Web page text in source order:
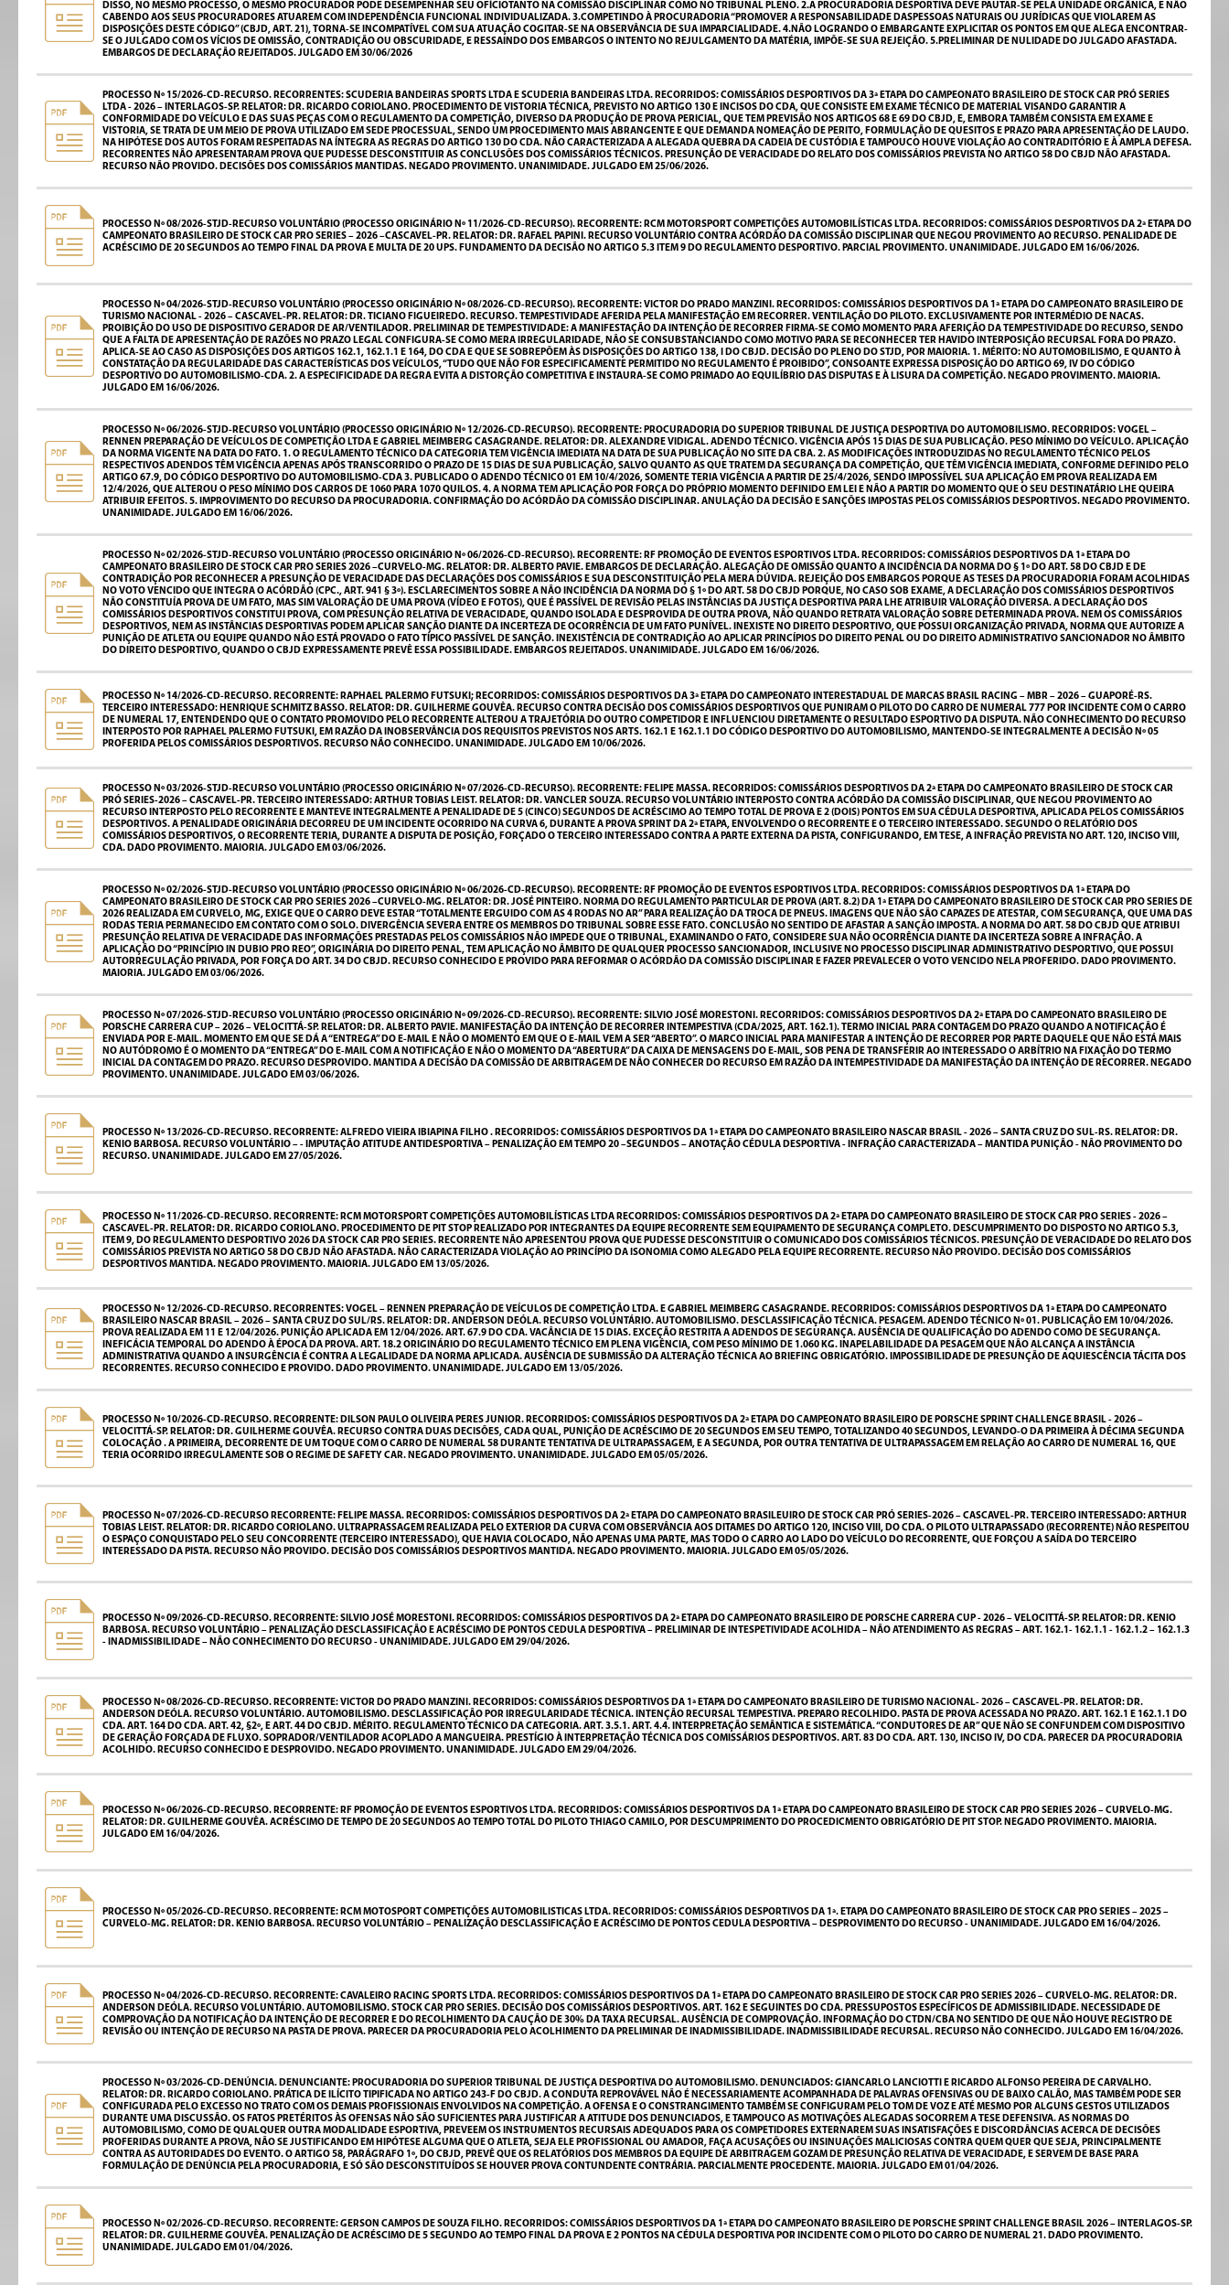
DISSO, NO MESMO PROCESSO, O MESMO PROCURADOR PODE DESEMPENHAR SEU OFÍCIOTANTO NA COMISSÃO DISCIPLINAR COMO NO TRIBUNAL PLENO. 2.A PROCURADORIA DESPORTIVA DEVE PAUTAR-SE PELA UNIDADE ORGÂNICA, E NÃO
CABENDO AOS SEUS PROCURADORES ATUAREM COM INDEPENDÊNCIA FUNCIONAL INDIVIDUALIZADA. 3.COMPETINDO À PROCURADORIA “PROMOVER A RESPONSABILIDADE DASPESSOAS NATURAIS OU JURÍDICAS QUE VIOLAREM AS
DISPOSIÇÕES DESTE CÓDIGO” (CBJD, ART. 21), TORNA-SE INCOMPATÍVEL COM SUA ATUAÇÃO COGITAR-SE NA OBSERVÂNCIA DE SUA IMPARCIALIDADE. 4.NÃO LOGRANDO O EMBARGANTE EXPLICITAR OS PONTOS EM QUE ALEGA ENCONTRAR-
SE O JULGADO COM OS VÍCIOS DE OMISSÃO, CONTRADIÇÃO OU OBSCURIDADE, E RESSAINDO DOS EMBARGOS O INTENTO NO REJULGAMENTO DA MATÉRIA, IMPÕE-SE SUA REJEIÇÃO. 5.PRELIMINAR DE NULIDADE DO JULGADO AFASTADA.
EMBARGOS DE DECLARAÇÃO REJEITADOS. JULGADO EM 30/06/2026
PROCESSO Nº 15/2026-CD-RECURSO. RECORRENTES: SCUDERIA BANDEIRAS SPORTS LTDA E SCUDERIA BANDEIRAS LTDA. RECORRIDOS: COMISSÁRIOS DESPORTIVOS DA 3ª ETAPA DO CAMPEONATO BRASILEIRO DE STOCK CAR PRÓ SERIES
LTDA - 2026 – INTERLAGOS-SP. RELATOR: DR. RICARDO CORIOLANO. PROCEDIMENTO DE VISTORIA TÉCNICA, PREVISTO NO ARTIGO 130 E INCISOS DO CDA, QUE CONSISTE EM EXAME TÉCNICO DE MATERIAL VISANDO GARANTIR A
CONFORMIDADE DO VEÍCULO E DAS SUAS PEÇAS COM O REGULAMENTO DA COMPETIÇÃO, DIVERSO DA PRODUÇÃO DE PROVA PERICIAL, QUE TEM PREVISÃO NOS ARTIGOS 68 E 69 DO CBJD, E, EMBORA TAMBÉM CONSISTA EM EXAME E
VISTORIA, SE TRATA DE UM MEIO DE PROVA UTILIZADO EM SEDE PROCESSUAL, SENDO UM PROCEDIMENTO MAIS ABRANGENTE E QUE DEMANDA NOMEAÇÃO DE PERITO, FORMULAÇÃO DE QUESITOS E PRAZO PARA APRESENTAÇÃO DE LAUDO.
NA HIPÓTESE DOS AUTOS FORAM RESPEITADAS NA ÍNTEGRA AS REGRAS DO ARTIGO 130 DO CDA. NÃO CARACTERIZADA A ALEGADA QUEBRA DA CADEIA DE CUSTÓDIA E TAMPOUCO HOUVE VIOLAÇÃO AO CONTRADITÓRIO E À AMPLA DEFESA.
RECORRENTES NÃO APRESENTARAM PROVA QUE PUDESSE DESCONSTITUIR AS CONCLUSÕES DOS COMISSÁRIOS TÉCNICOS. PRESUNÇÃO DE VERACIDADE DO RELATO DOS COMISSÁRIOS PREVISTA NO ARTIGO 58 DO CBJD NÃO AFASTADA.
RECURSO NÃO PROVIDO. DECISÕES DOS COMISSÁRIOS MANTIDAS. NEGADO PROVIMENTO. UNANIMIDADE. JULGADO EM 25/06/2026.
PROCESSO Nº 08/2026-STJD-RECURSO VOLUNTÁRIO (PROCESSO ORIGINÁRIO Nº 11/2026-CD-RECURSO). RECORRENTE: RCM MOTORSPORT COMPETIÇÕES AUTOMOBILÍSTICAS LTDA. RECORRIDOS: COMISSÁRIOS DESPORTIVOS DA 2ª ETAPA DO
CAMPEONATO BRASILEIRO DE STOCK CAR PRO SERIES – 2026 –CASCAVEL-PR. RELATOR: DR. RAFAEL PAPINI. RECURSO VOLUNTÁRIO CONTRA ACÓRDÃO DA COMISSÃO DISCIPLINAR QUE NEGOU PROVIMENTO AO RECURSO. PENALIDADE DE
ACRÉSCIMO DE 20 SEGUNDOS AO TEMPO FINAL DA PROVA E MULTA DE 20 UPS. FUNDAMENTO DA DECISÃO NO ARTIGO 5.3 ITEM 9 DO REGULAMENTO DESPORTIVO. PARCIAL PROVIMENTO. UNANIMIDADE. JULGADO EM 16/06/2026.
PROCESSO Nº 04/2026-STJD-RECURSO VOLUNTÁRIO (PROCESSO ORIGINÁRIO Nº 08/2026-CD-RECURSO). RECORRENTE: VICTOR DO PRADO MANZINI. RECORRIDOS: COMISSÁRIOS DESPORTIVOS DA 1ª ETAPA DO CAMPEONATO BRASILEIRO DE
TURISMO NACIONAL - 2026 – CASCAVEL-PR. RELATOR: DR. TICIANO FIGUEIREDO. RECURSO. TEMPESTIVIDADE AFERIDA PELA MANIFESTAÇÃO EM RECORRER. VENTILAÇÃO DO PILOTO. EXCLUSIVAMENTE POR INTERMÉDIO DE NACAS.
PROIBIÇÃO DO USO DE DISPOSITIVO GERADOR DE AR/VENTILADOR. PRELIMINAR DE TEMPESTIVIDADE: A MANIFESTAÇÃO DA INTENÇÃO DE RECORRER FIRMA-SE COMO MOMENTO PARA AFERIÇÃO DA TEMPESTIVIDADE DO RECURSO, SENDO
QUE A FALTA DE APRESENTAÇÃO DE RAZÕES NO PRAZO LEGAL CONFIGURA-SE COMO MERA IRREGULARIDADE, NÃO SE CONSUBSTANCIANDO COMO MOTIVO PARA SE RECONHECER TER HAVIDO INTERPOSIÇÃO RECURSAL FORA DO PRAZO.
APLICA-SE AO CASO AS DISPOSIÇÕES DOS ARTIGOS 162.1, 162.1.1 E 164, DO CDA E QUE SE SOBREPÕEM ÀS DISPOSIÇÕES DO ARTIGO 138, I DO CBJD. DECISÃO DO PLENO DO STJD, POR MAIORIA. 1. MÉRITO: NO AUTOMOBILISMO, E QUANTO À
CONSTATAÇÃO DA REGULARIDADE DAS CARACTERÍSTICAS DOS VEÍCULOS, “TUDO QUE NÃO FOR ESPECIFICAMENTE PERMITIDO NO REGULAMENTO É PROIBIDO”, CONSOANTE EXPRESSA DISPOSIÇÃO DO ARTIGO 69, IV DO CÓDIGO
DESPORTIVO DO AUTOMOBILISMO-CDA. 2. A ESPECIFICIDADE DA REGRA EVITA A DISTORÇÃO COMPETITIVA E INSTAURA-SE COMO PRIMADO AO EQUILÍBRIO DAS DISPUTAS E À LISURA DA COMPETIÇÃO. NEGADO PROVIMENTO. MAIORIA.
JULGADO EM 16/06/2026.
PROCESSO Nº 06/2026-STJD-RECURSO VOLUNTÁRIO (PROCESSO ORIGINÁRIO Nº 12/2026-CD-RECURSO). RECORRENTE: PROCURADORIA DO SUPERIOR TRIBUNAL DE JUSTIÇA DESPORTIVA DO AUTOMOBILISMO. RECORRIDOS: VOGEL –
RENNEN PREPARAÇÃO DE VEÍCULOS DE COMPETIÇÃO LTDA E GABRIEL MEIMBERG CASAGRANDE. RELATOR: DR. ALEXANDRE VIDIGAL. ADENDO TÉCNICO. VIGÊNCIA APÓS 15 DIAS DE SUA PUBLICAÇÃO. PESO MÍNIMO DO VEÍCULO. APLICAÇÃO
DA NORMA VIGENTE NA DATA DO FATO. 1. O REGULAMENTO TÉCNICO DA CATEGORIA TEM VIGÊNCIA IMEDIATA NA DATA DE SUA PUBLICAÇÃO NO SITE DA CBA. 2. AS MODIFICAÇÕES INTRODUZIDAS NO REGULAMENTO TÉCNICO PELOS
RESPECTIVOS ADENDOS TÊM VIGÊNCIA APENAS APÓS TRANSCORRIDO O PRAZO DE 15 DIAS DE SUA PUBLICAÇÃO, SALVO QUANTO AS QUE TRATEM DA SEGURANÇA DA COMPETIÇÃO, QUE TÊM VIGÊNCIA IMEDIATA, CONFORME DEFINIDO PELO
ARTIGO 67.9, DO CÓDIGO DESPORTIVO DO AUTOMOBILISMO-CDA 3. PUBLICADO O ADENDO TÉCNICO 01 EM 10/4/2026, SOMENTE TERIA VIGÊNCIA A PARTIR DE 25/4/2026, SENDO IMPOSSÍVEL SUA APLICAÇÃO EM PROVA REALIZADA EM
12/4/2026, QUE ALTEROU O PESO MÍNIMO DOS CARROS DE 1060 PARA 1070 QUILOS. 4. A NORMA TEM APLICAÇÃO POR FORÇA DO PRÓPRIO MOMENTO DEFINIDO EM LEI E NÃO A PARTIR DO MOMENTO QUE O SEU DESTINATÁRIO LHE QUEIRA
ATRIBUIR EFEITOS. 5. IMPROVIMENTO DO RECURSO DA PROCURADORIA. CONFIRMAÇÃO DO ACÓRDÃO DA COMISSÃO DISCIPLINAR. ANULAÇÃO DA DECISÃO E SANÇÕES IMPOSTAS PELOS COMISSÁRIOS DESPORTIVOS. NEGADO PROVIMENTO.
UNANIMIDADE. JULGADO EM 16/06/2026.
PROCESSO Nº 02/2026-STJD-RECURSO VOLUNTÁRIO (PROCESSO ORIGINÁRIO Nº 06/2026-CD-RECURSO). RECORRENTE: RF PROMOÇÃO DE EVENTOS ESPORTIVOS LTDA. RECORRIDOS: COMISSÁRIOS DESPORTIVOS DA 1ª ETAPA DO
CAMPEONATO BRASILEIRO DE STOCK CAR PRO SERIES 2026 –CURVELO-MG. RELATOR: DR. ALBERTO PAVIE. EMBARGOS DE DECLARAÇÃO. ALEGAÇÃO DE OMISSÃO QUANTO A INCIDÊNCIA DA NORMA DO § 1º DO ART. 58 DO CBJD E DE
CONTRADIÇÃO POR RECONHECER A PRESUNÇÃO DE VERACIDADE DAS DECLARAÇÕES DOS COMISSÁRIOS E SUA DESCONSTITUIÇÃO PELA MERA DÚVIDA. REJEIÇÃO DOS EMBARGOS PORQUE AS TESES DA PROCURADORIA FORAM ACOLHIDAS
NO VOTO VENCIDO QUE INTEGRA O ACÓRDÃO (CPC., ART. 941 § 3º). ESCLARECIMENTOS SOBRE A NÃO INCIDÊNCIA DA NORMA DO § 1º DO ART. 58 DO CBJD PORQUE, NO CASO SOB EXAME, A DECLARAÇÃO DOS COMISSÁRIOS DESPORTIVOS
NÃO CONSTITUÍA PROVA DE UM FATO, MAS SIM VALORAÇÃO DE UMA PROVA (VÍDEO E FOTOS), QUE É PASSÍVEL DE REVISÃO PELAS INSTÂNCIAS DA JUSTIÇA DESPORTIVA PARA LHE ATRIBUIR VALORAÇÃO DIVERSA. A DECLARAÇÃO DOS
COMISSÁRIOS DESPORTIVOS CONSTITUI PROVA, COM PRESUNÇÃO RELATIVA DE VERACIDADE, QUANDO ISOLADA E DESPROVIDA DE OUTRA PROVA, NÃO QUANDO RETRATA VALORAÇÃO SOBRE DETERMINADA PROVA. NEM OS COMISSÁRIOS
DESPORTIVOS, NEM AS INSTÂNCIAS DESPORTIVAS PODEM APLICAR SANÇÃO DIANTE DA INCERTEZA DE OCORRÊNCIA DE UM FATO PUNÍVEL. INEXISTE NO DIREITO DESPORTIVO, QUE POSSUI ORGANIZAÇÃO PRIVADA, NORMA QUE AUTORIZE A
PUNIÇÃO DE ATLETA OU EQUIPE QUANDO NÃO ESTÁ PROVADO O FATO TÍPICO PASSÍVEL DE SANÇÃO. INEXISTÊNCIA DE CONTRADIÇÃO AO APLICAR PRINCÍPIOS DO DIREITO PENAL OU DO DIREITO ADMINISTRATIVO SANCIONADOR NO ÂMBITO
DO DIREITO DESPORTIVO, QUANDO O CBJD EXPRESSAMENTE PREVÊ ESSA POSSIBILIDADE. EMBARGOS REJEITADOS. UNANIMIDADE. JULGADO EM 16/06/2026.
PROCESSO Nº 14/2026-CD-RECURSO. RECORRENTE: RAPHAEL PALERMO FUTSUKI; RECORRIDOS: COMISSÁRIOS DESPORTIVOS DA 3ª ETAPA DO CAMPEONATO INTERESTADUAL DE MARCAS BRASIL RACING – MBR – 2026 – GUAPORÉ-RS.
TERCEIRO INTERESSADO: HENRIQUE SCHMITZ BASSO. RELATOR: DR. GUILHERME GOUVÊA. RECURSO CONTRA DECISÃO DOS COMISSÁRIOS DESPORTIVOS QUE PUNIRAM O PILOTO DO CARRO DE NUMERAL 777 POR INCIDENTE COM O CARRO
DE NUMERAL 17, ENTENDENDO QUE O CONTATO PROMOVIDO PELO RECORRENTE ALTEROU A TRAJETÓRIA DO OUTRO COMPETIDOR E INFLUENCIOU DIRETAMENTE O RESULTADO ESPORTIVO DA DISPUTA. NÃO CONHECIMENTO DO RECURSO
INTERPOSTO POR RAPHAEL PALERMO FUTSUKI, EM RAZÃO DA INOBSERVÂNCIA DOS REQUISITOS PREVISTOS NOS ARTS. 162.1 E 162.1.1 DO CÓDIGO DESPORTIVO DO AUTOMOBILISMO, MANTENDO-SE INTEGRALMENTE A DECISÃO Nº 05
PROFERIDA PELOS COMISSÁRIOS DESPORTIVOS. RECURSO NÃO CONHECIDO. UNANIMIDADE. JULGADO EM 10/06/2026.
PROCESSO Nº 03/2026-STJD-RECURSO VOLUNTÁRIO (PROCESSO ORIGINÁRIO Nº 07/2026-CD-RECURSO). RECORRENTE: FELIPE MASSA. RECORRIDOS: COMISSÁRIOS DESPORTIVOS DA 2ª ETAPA DO CAMPEONATO BRASILEIRO DE STOCK CAR
PRÓ SERIES-2026 – CASCAVEL-PR. TERCEIRO INTERESSADO: ARTHUR TOBIAS LEIST. RELATOR: DR. VANCLER SOUZA. RECURSO VOLUNTÁRIO INTERPOSTO CONTRA ACÓRDÃO DA COMISSÃO DISCIPLINAR, QUE NEGOU PROVIMENTO AO
RECURSO INTERPOSTO PELO RECORRENTE E MANTEVE INTEGRALMENTE A PENALIDADE DE 5 (CINCO) SEGUNDOS DE ACRÉSCIMO AO TEMPO TOTAL DE PROVA E 2 (DOIS) PONTOS EM SUA CÉDULA DESPORTIVA, APLICADA PELOS COMISSÁRIOS
DESPORTIVOS. A PENALIDADE ORIGINÁRIA DECORREU DE UM INCIDENTE OCORRIDO NA CURVA 6, DURANTE A PROVA SPRINT DA 2ª ETAPA, ENVOLVENDO O RECORRENTE E O TERCEIRO INTERESSADO. SEGUNDO O RELATÓRIO DOS
COMISSÁRIOS DESPORTIVOS, O RECORRENTE TERIA, DURANTE A DISPUTA DE POSIÇÃO, FORÇADO O TERCEIRO INTERESSADO CONTRA A PARTE EXTERNA DA PISTA, CONFIGURANDO, EM TESE, A INFRAÇÃO PREVISTA NO ART. 120, INCISO VIII,
CDA. DADO PROVIMENTO. MAIORIA. JULGADO EM 03/06/2026.
PROCESSO Nº 02/2026-STJD-RECURSO VOLUNTÁRIO (PROCESSO ORIGINÁRIO Nº 06/2026-CD-RECURSO). RECORRENTE: RF PROMOÇÃO DE EVENTOS ESPORTIVOS LTDA. RECORRIDOS: COMISSÁRIOS DESPORTIVOS DA 1ª ETAPA DO
CAMPEONATO BRASILEIRO DE STOCK CAR PRO SERIES 2026 –CURVELO-MG. RELATOR: DR. JOSÉ PINTEIRO. NORMA DO REGULAMENTO PARTICULAR DE PROVA (ART. 8.2) DA 1ª ETAPA DO CAMPEONATO BRASILEIRO DE STOCK CAR PRO SERIES DE
2026 REALIZADA EM CURVELO, MG, EXIGE QUE O CARRO DEVE ESTAR “TOTALMENTE ERGUIDO COM AS 4 RODAS NO AR” PARA REALIZAÇÃO DA TROCA DE PNEUS. IMAGENS QUE NÃO SÃO CAPAZES DE ATESTAR, COM SEGURANÇA, QUE UMA DAS
RODAS TERIA PERMANECIDO EM CONTATO COM O SOLO. DIVERGÊNCIA SEVERA ENTRE OS MEMBROS DO TRIBUNAL SOBRE ESSE FATO. CONCLUSÃO NO SENTIDO DE AFASTAR A SANÇÃO IMPOSTA. A NORMA DO ART. 58 DO CBJD QUE ATRIBUI
PRESUNÇÃO RELATIVA DE VERACIDADE DAS INFORMAÇÕES PRESTADAS PELOS COMISSÁRIOS NÃO IMPEDE QUE O TRIBUNAL, EXAMINANDO O FATO, CONSIDERE SUA NÃO OCORRÊNCIA DIANTE DA INCERTEZA SOBRE A INFRAÇÃO. A
APLICAÇÃO DO “PRINCÍPIO IN DUBIO PRO REO”, ORIGINÁRIA DO DIREITO PENAL, TEM APLICAÇÃO NO ÂMBITO DE QUALQUER PROCESSO SANCIONADOR, INCLUSIVE NO PROCESSO DISCIPLINAR ADMINISTRATIVO DESPORTIVO, QUE POSSUI
AUTORREGULAÇÃO PRIVADA, POR FORÇA DO ART. 34 DO CBJD. RECURSO CONHECIDO E PROVIDO PARA REFORMAR O ACÓRDÃO DA COMISSÃO DISCIPLINAR E FAZER PREVALECER O VOTO VENCIDO NELA PROFERIDO. DADO PROVIMENTO.
MAIORIA. JULGADO EM 03/06/2026.
PROCESSO Nº 07/2026-STJD-RECURSO VOLUNTÁRIO (PROCESSO ORIGINÁRIO Nº 09/2026-CD-RECURSO). RECORRENTE: SILVIO JOSÉ MORESTONI. RECORRIDOS: COMISSÁRIOS DESPORTIVOS DA 2ª ETAPA DO CAMPEONATO BRASILEIRO DE
PORSCHE CARRERA CUP – 2026 – VELOCITTÁ-SP. RELATOR: DR. ALBERTO PAVIE. MANIFESTAÇÃO DA INTENÇÃO DE RECORRER INTEMPESTIVA (CDA/2025, ART. 162.1). TERMO INICIAL PARA CONTAGEM DO PRAZO QUANDO A NOTIFICAÇÃO É
ENVIADA POR E-MAIL. MOMENTO EM QUE SE DÁ A “ENTREGA” DO E-MAIL E NÃO O MOMENTO EM QUE O E-MAIL VEM A SER “ABERTO”. O MARCO INICIAL PARA MANIFESTAR A INTENÇÃO DE RECORRER POR PARTE DAQUELE QUE NÃO ESTÁ MAIS
NO AUTÓDROMO É O MOMENTO DA “ENTREGA” DO E-MAIL COM A NOTIFICAÇÃO E NÃO O MOMENTO DA “ABERTURA” DA CAIXA DE MENSAGENS DO E-MAIL, SOB PENA DE TRANSFERIR AO INTERESSADO O ARBÍTRIO NA FIXAÇÃO DO TERMO
INICIAL DA CONTAGEM DO PRAZO. RECURSO DESPROVIDO. MANTIDA A DECISÃO DA COMISSÃO DE ARBITRAGEM DE NÃO CONHECER DO RECURSO EM RAZÃO DA INTEMPESTIVIDADE DA MANIFESTAÇÃO DA INTENÇÃO DE RECORRER. NEGADO
PROVIMENTO. UNANIMIDADE. JULGADO EM 03/06/2026.
PROCESSO Nº 13/2026-CD-RECURSO. RECORRENTE: ALFREDO VIEIRA IBIAPINA FILHO . RECORRIDOS: COMISSÁRIOS DESPORTIVOS DA 1ª ETAPA DO CAMPEONATO BRASILEIRO NASCAR BRASIL - 2026 – SANTA CRUZ DO SUL-RS. RELATOR: DR.
KENIO BARBOSA. RECURSO VOLUNTÁRIO – - IMPUTAÇÃO ATITUDE ANTIDESPORTIVA – PENALIZAÇÃO EM TEMPO 20 –SEGUNDOS – ANOTAÇÃO CÉDULA DESPORTIVA - INFRAÇÃO CARACTERIZADA – MANTIDA PUNIÇÃO - NÃO PROVIMENTO DO
RECURSO. UNANIMIDADE. JULGADO EM 27/05/2026.
PROCESSO Nº 11/2026-CD-RECURSO. RECORRENTE: RCM MOTORSPORT COMPETIÇÕES AUTOMOBILÍSTICAS LTDA RECORRIDOS: COMISSÁRIOS DESPORTIVOS DA 2ª ETAPA DO CAMPEONATO BRASILEIRO DE STOCK CAR PRO SERIES - 2026 –
CASCAVEL-PR. RELATOR: DR. RICARDO CORIOLANO. PROCEDIMENTO DE PIT STOP REALIZADO POR INTEGRANTES DA EQUIPE RECORRENTE SEM EQUIPAMENTO DE SEGURANÇA COMPLETO. DESCUMPRIMENTO DO DISPOSTO NO ARTIGO 5.3,
ITEM 9, DO REGULAMENTO DESPORTIVO 2026 DA STOCK CAR PRO SERIES. RECORRENTE NÃO APRESENTOU PROVA QUE PUDESSE DESCONSTITUIR O COMUNICADO DOS COMISSÁRIOS TÉCNICOS. PRESUNÇÃO DE VERACIDADE DO RELATO DOS
COMISSÁRIOS PREVISTA NO ARTIGO 58 DO CBJD NÃO AFASTADA. NÃO CARACTERIZADA VIOLAÇÃO AO PRINCÍPIO DA ISONOMIA COMO ALEGADO PELA EQUIPE RECORRENTE. RECURSO NÃO PROVIDO. DECISÃO DOS COMISSÁRIOS
DESPORTIVOS MANTIDA. NEGADO PROVIMENTO. MAIORIA. JULGADO EM 13/05/2026.
PROCESSO Nº 12/2026-CD-RECURSO. RECORRENTES: VOGEL – RENNEN PREPARAÇÃO DE VEÍCULOS DE COMPETIÇÃO LTDA. E GABRIEL MEIMBERG CASAGRANDE. RECORRIDOS: COMISSÁRIOS DESPORTIVOS DA 1ª ETAPA DO CAMPEONATO
BRASILEIRO NASCAR BRASIL – 2026 – SANTA CRUZ DO SUL/RS. RELATOR: DR. ANDERSON DEÓLA. RECURSO VOLUNTÁRIO. AUTOMOBILISMO. DESCLASSIFICAÇÃO TÉCNICA. PESAGEM. ADENDO TÉCNICO Nº 01. PUBLICAÇÃO EM 10/04/2026.
PROVA REALIZADA EM 11 E 12/04/2026. PUNIÇÃO APLICADA EM 12/04/2026. ART. 67.9 DO CDA. VACÂNCIA DE 15 DIAS. EXCEÇÃO RESTRITA A ADENDOS DE SEGURANÇA. AUSÊNCIA DE QUALIFICAÇÃO DO ADENDO COMO DE SEGURANÇA.
INEFICÁCIA TEMPORAL DO ADENDO À ÉPOCA DA PROVA. ART. 18.2 ORIGINÁRIO DO REGULAMENTO TÉCNICO EM PLENA VIGÊNCIA, COM PESO MÍNIMO DE 1.060 KG. INAPELABILIDADE DA PESAGEM QUE NÃO ALCANÇA A INSTÂNCIA
ADMINISTRATIVA QUANDO A INSURGÊNCIA É CONTRA A LEGALIDADE DA NORMA APLICADA. AUSÊNCIA DE SUBMISSÃO DA ALTERAÇÃO TÉCNICA AO BRIEFING OBRIGATÓRIO. IMPOSSIBILIDADE DE PRESUNÇÃO DE AQUIESCÊNCIA TÁCITA DOS
RECORRENTES. RECURSO CONHECIDO E PROVIDO. DADO PROVIMENTO. UNANIMIDADE. JULGADO EM 13/05/2026.
PROCESSO Nº 10/2026-CD-RECURSO. RECORRENTE: DILSON PAULO OLIVEIRA PERES JUNIOR. RECORRIDOS: COMISSÁRIOS DESPORTIVOS DA 2ª ETAPA DO CAMPEONATO BRASILEIRO DE PORSCHE SPRINT CHALLENGE BRASIL - 2026 –
VELOCITTÁ-SP. RELATOR: DR. GUILHERME GOUVÊA. RECURSO CONTRA DUAS DECISÕES, CADA QUAL, PUNIÇÃO DE ACRÉSCIMO DE 20 SEGUNDOS EM SEU TEMPO, TOTALIZANDO 40 SEGUNDOS, LEVANDO-O DA PRIMEIRA À DÉCIMA SEGUNDA
COLOCAÇÃO . A PRIMEIRA, DECORRENTE DE UM TOQUE COM O CARRO DE NUMERAL 58 DURANTE TENTATIVA DE ULTRAPASSAGEM, E A SEGUNDA, POR OUTRA TENTATIVA DE ULTRAPASSAGEM EM RELAÇÃO AO CARRO DE NUMERAL 16, QUE
TERIA OCORRIDO IRREGULAMENTE SOB O REGIME DE SAFETY CAR. NEGADO PROVIMENTO. UNANIMIDADE. JULGADO EM 05/05/2026.
PROCESSO Nº 07/2026-CD-RECURSO RECORRENTE: FELIPE MASSA. RECORRIDOS: COMISSÁRIOS DESPORTIVOS DA 2ª ETAPA DO CAMPEONATO BRASILEUIRO DE STOCK CAR PRÓ SERIES-2026 – CASCAVEL-PR. TERCEIRO INTERESSADO: ARTHUR
TOBIAS LEIST. RELATOR: DR. RICARDO CORIOLANO. ULTRAPRASSAGEM REALIZADA PELO EXTERIOR DA CURVA COM OBSERVÂNCIA AOS DITAMES DO ARTIGO 120, INCISO VIII, DO CDA. O PILOTO ULTRAPASSADO (RECORRENTE) NÃO RESPEITOU
O ESPAÇO CONQUISTADO PELO SEU CONCORRENTE (TERCEIRO INTERESSADO), QUE HAVIA COLOCADO, NÃO APENAS UMA PARTE, MAS TODO O CARRO AO LADO DO VEÍCULO DO RECORRENTE, QUE FORÇOU A SAÍDA DO TERCEIRO
INTERESSADO DA PISTA. RECURSO NÃO PROVIDO. DECISÃO DOS COMISSÁRIOS DESPORTIVOS MANTIDA. NEGADO PROVIMENTO. MAIORIA. JULGADO EM 05/05/2026.
PROCESSO Nº 09/2026-CD-RECURSO. RECORRENTE: SILVIO JOSÉ MORESTONI. RECORRIDOS: COMISSÁRIOS DESPORTIVOS DA 2ª ETAPA DO CAMPEONATO BRASILEIRO DE PORSCHE CARRERA CUP - 2026 – VELOCITTÁ-SP. RELATOR: DR. KENIO
BARBOSA. RECURSO VOLUNTÁRIO – PENALIZAÇÃO DESCLASSIFICAÇÃO E ACRÉSCIMO DE PONTOS CEDULA DESPORTIVA – PRELIMINAR DE INTESPETIVIDADE ACOLHIDA – NÃO ATENDIMENTO AS REGRAS – ART. 162.1- 162.1.1 - 162.1.2 – 162.1.3
- INADMISSIBILIDADE – NÃO CONHECIMENTO DO RECURSO - UNANIMIDADE. JULGADO EM 29/04/2026.
PROCESSO Nº 08/2026-CD-RECURSO. RECORRENTE: VICTOR DO PRADO MANZINI. RECORRIDOS: COMISSÁRIOS DESPORTIVOS DA 1ª ETAPA DO CAMPEONATO BRASILEIRO DE TURISMO NACIONAL- 2026 – CASCAVEL-PR. RELATOR: DR.
ANDERSON DEÓLA. RECURSO VOLUNTÁRIO. AUTOMOBILISMO. DESCLASSIFICAÇÃO POR IRREGULARIDADE TÉCNICA. INTENÇÃO RECURSAL TEMPESTIVA. PREPARO RECOLHIDO. PASTA DE PROVA ACESSADA NO PRAZO. ART. 162.1 E 162.1.1 DO
CDA. ART. 164 DO CDA. ART. 42, §2º, E ART. 44 DO CBJD. MÉRITO. REGULAMENTO TÉCNICO DA CATEGORIA. ART. 3.5.1. ART. 4.4. INTERPRETAÇÃO SEMÂNTICA E SISTEMÁTICA. “CONDUTORES DE AR” QUE NÃO SE CONFUNDEM COM DISPOSITIVO
DE GERAÇÃO FORÇADA DE FLUXO. SOPRADOR/VENTILADOR ACOPLADO A MANGUEIRA. PRESTÍGIO À INTERPRETAÇÃO TÉCNICA DOS COMISSÁRIOS DESPORTIVOS. ART. 83 DO CDA. ART. 130, INCISO IV, DO CDA. PARECER DA PROCURADORIA
ACOLHIDO. RECURSO CONHECIDO E DESPROVIDO. NEGADO PROVIMENTO. UNANIMIDADE. JULGADO EM 29/04/2026.
PROCESSO Nº 06/2026-CD-RECURSO. RECORRENTE: RF PROMOÇÃO DE EVENTOS ESPORTIVOS LTDA. RECORRIDOS: COMISSÁRIOS DESPORTIVOS DA 1ª ETAPA DO CAMPEONATO BRASILEIRO DE STOCK CAR PRO SERIES 2026 – CURVELO-MG.
RELATOR: DR. GUILHERME GOUVÊA. ACRÉSCIMO DE TEMPO DE 20 SEGUNDOS AO TEMPO TOTAL DO PILOTO THIAGO CAMILO, POR DESCUMPRIMENTO DO PROCEDICMENTO OBRIGATÓRIO DE PIT STOP. NEGADO PROVIMENTO. MAIORIA.
JULGADO EM 16/04/2026.
PROCESSO Nº 05/2026-CD-RECURSO. RECORRENTE: RCM MOTOSPORT COMPETIÇÕES AUTOMOBILISTICAS LTDA. RECORRIDOS: COMISSÁRIOS DESPORTIVOS DA 1ª. ETAPA DO CAMPEONATO BRASILEIRO DE STOCK CAR PRO SERIES – 2025 –
CURVELO-MG. RELATOR: DR. KENIO BARBOSA. RECURSO VOLUNTÁRIO – PENALIZAÇÃO DESCLASSIFICAÇÃO E ACRÉSCIMO DE PONTOS CEDULA DESPORTIVA – DESPROVIMENTO DO RECURSO - UNANIMIDADE. JULGADO EM 16/04/2026.
PROCESSO Nº 04/2026-CD-RECURSO. RECORRENTE: CAVALEIRO RACING SPORTS LTDA. RECORRIDOS: COMISSÁRIOS DESPORTIVOS DA 1ª ETAPA DO CAMPEONATO BRASILEIRO DE STOCK CAR PRO SERIES 2026 – CURVELO-MG. RELATOR: DR.
ANDERSON DEÓLA. RECURSO VOLUNTÁRIO. AUTOMOBILISMO. STOCK CAR PRO SERIES. DECISÃO DOS COMISSÁRIOS DESPORTIVOS. ART. 162 E SEGUINTES DO CDA. PRESSUPOSTOS ESPECÍFICOS DE ADMISSIBILIDADE. NECESSIDADE DE
COMPROVAÇÃO DA NOTIFICAÇÃO DA INTENÇÃO DE RECORRER E DO RECOLHIMENTO DA CAUÇÃO DE 30% DA TAXA RECURSAL. AUSÊNCIA DE COMPROVAÇÃO. INFORMAÇÃO DO CTDN/CBA NO SENTIDO DE QUE NÃO HOUVE REGISTRO DE
REVISÃO OU INTENÇÃO DE RECURSO NA PASTA DE PROVA. PARECER DA PROCURADORIA PELO ACOLHIMENTO DA PRELIMINAR DE INADMISSIBILIDADE. INADMISSIBILIDADE RECURSAL. RECURSO NÃO CONHECIDO. JULGADO EM 16/04/2026.
PROCESSO Nº 03/2026-CD-DENÚNCIA. DENUNCIANTE: PROCURADORIA DO SUPERIOR TRIBUNAL DE JUSTIÇA DESPORTIVA DO AUTOMOBILISMO. DENUNCIADOS: GIANCARLO LANCIOTTI E RICARDO ALFONSO PEREIRA DE CARVALHO.
RELATOR: DR. RICARDO CORIOLANO. PRÁTICA DE ILÍCITO TIPIFICADA NO ARTIGO 243-F DO CBJD. A CONDUTA REPROVÁVEL NÃO É NECESSARIAMENTE ACOMPANHADA DE PALAVRAS OFENSIVAS OU DE BAIXO CALÃO, MAS TAMBÉM PODE SER
CONFIGURADA PELO EXCESSO NO TRATO COM OS DEMAIS PROFISSIONAIS ENVOLVIDOS NA COMPETIÇÃO. A OFENSA E O CONSTRANGIMENTO TAMBÉM SE CONFIGURAM PELO TOM DE VOZ E ATÉ MESMO POR ALGUNS GESTOS UTILIZADOS
DURANTE UMA DISCUSSÃO. OS FATOS PRETÉRITOS ÀS OFENSAS NÃO SÃO SUFICIENTES PARA JUSTIFICAR A ATITUDE DOS DENUNCIADOS, E TAMPOUCO AS MOTIVAÇÕES ALEGADAS SOCORREM A TESE DEFENSIVA. AS NORMAS DO
AUTOMOBILISMO, COMO DE QUALQUER OUTRA MODALIDADE ESPORTIVA, PREVEEM OS INSTRUMENTOS RECURSAIS ADEQUADOS PARA OS COMPETIDORES EXTERNAREM SUAS INSATISFAÇÕES E DISCORDÂNCIAS ACERCA DE DECISÕES
PROFERIDAS DURANTE A PROVA, NÃO SE JUSTIFICANDO EM HIPÓTESE ALGUMA QUE O ATLETA, SEJA ELE PROFISSIONAL OU AMADOR, FAÇA ACUSAÇÕES OU INSINUAÇÕES MALICIOSAS CONTRA QUEM QUER QUE SEJA, PRINCIPALMENTE
CONTRA AS AUTORIDADES DO EVENTO. O ARTIGO 58, PARÁGRAFO 1º, DO CBJD, PREVÊ QUE OS RELATÓRIOS DOS MEMBROS DA EQUIPE DE ARBITRAGEM GOZAM DE PRESUNÇÃO RELATIVA DE VERACIDADE, E SERVEM DE BASE PARA
FORMULAÇÃO DE DENÚNCIA PELA PROCURADORIA, E SÓ SÃO DESCONSTITUÍDOS SE HOUVER PROVA CONTUNDENTE CONTRÁRIA. PARCIALMENTE PROCEDENTE. MAIORIA. JULGADO EM 01/04/2026.
PROCESSO Nº 02/2026-CD-RECURSO. RECORRENTE: GERSON CAMPOS DE SOUZA FILHO. RECORRIDOS: COMISSÁRIOS DESPORTIVOS DA 1ª ETAPA DO CAMPEONATO BRASILEIRO DE PORSCHE SPRINT CHALLENGE BRASIL 2026 – INTERLAGOS-SP.
RELATOR: DR. GUILHERME GOUVÊA. PENALIZAÇÃO DE ACRÉSCIMO DE 5 SEGUNDO AO TEMPO FINAL DA PROVA E 2 PONTOS NA CÉDULA DESPORTIVA POR INCIDENTE COM O PILOTO DO CARRO DE NUMERAL 21. DADO PROVIMENTO.
UNANIMIDADE. JULGADO EM 01/04/2026.